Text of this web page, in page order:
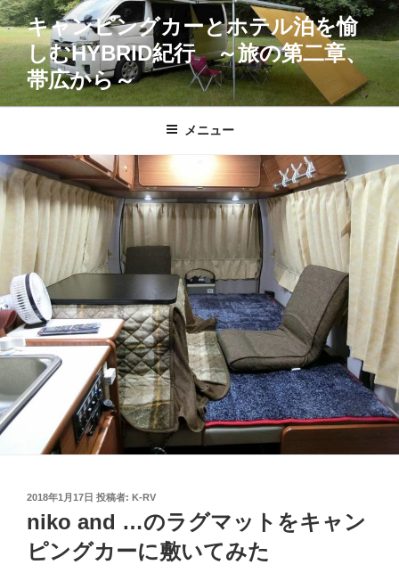
コ
ン
テ
キ
ッ
プ
キャンピングカーとホテル泊を愉
しむHYBRID紀行 ～旅の第二章、
帯広から～
メニュー
投
日:
2018年1月17日 投稿者: K-RV
niko and …のラグマットをキャン
ピングカーに敷いてみた